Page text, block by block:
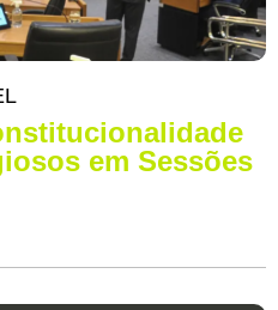
em Sessões